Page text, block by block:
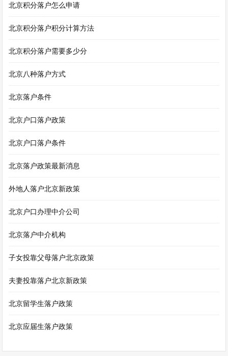
北京积分落户怎么申请
北京积分落户积分计算方法
北京积分落户需要多少分
北京八种落户方式
北京落户条件
北京户口落户政策
北京户口落户条件
北京落户政策最新消息
外地人落户北京新政策
北京户口办理中介公司
北京落户中介机构
子女投靠父母落户北京政策
夫妻投靠落户北京新政策
北京留学生落户政策
北京应届生落户政策